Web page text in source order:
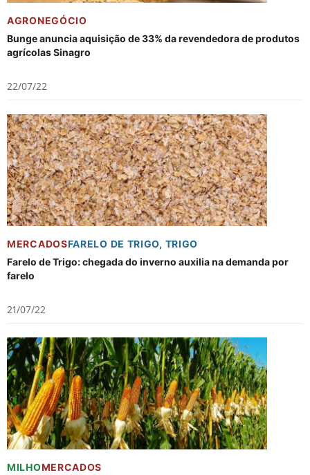
AGRONEGÓCIO
Bunge anuncia aquisição de 33% da revendedora de produtos
agrícolas Sinagro
22/07/22
MERCADOSFARELO DE TRIGO, TRIGO
Farelo de Trigo: chegada do inverno auxilia na demanda por
farelo
21/07/22
MILHOMERCADOS